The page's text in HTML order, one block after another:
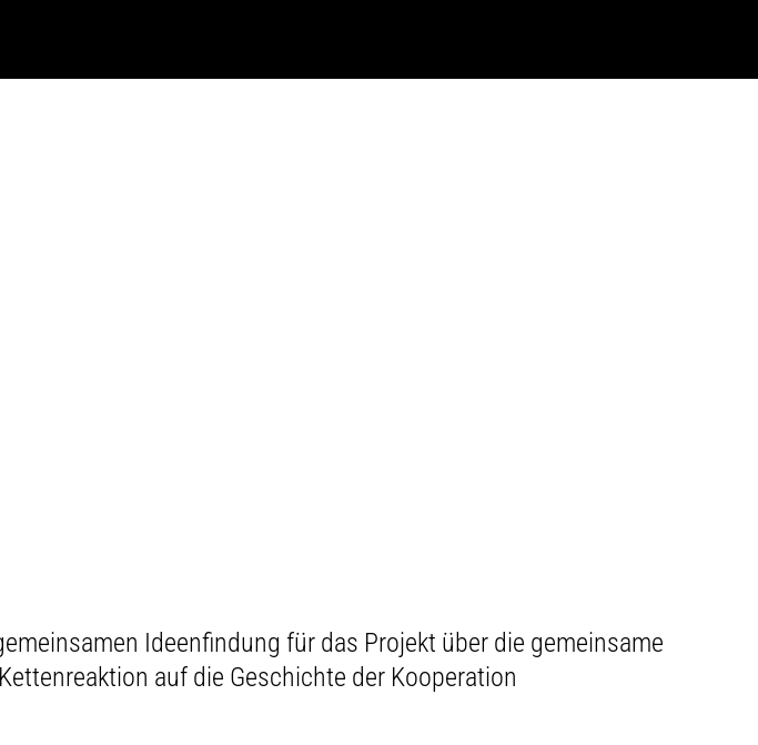
Ideenfindung für das Projekt über die gemeinsame
auf die Geschichte der Kooperation